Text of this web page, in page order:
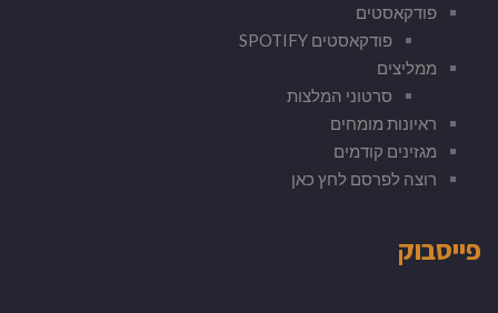
פודקאסטים
פודקאסטים SPOTIFY
ממליצים
סרטוני המלצות
ראיונות מומחים
מגזינים קודמים
רוצה לפרסם לחץ כאן
פייסבוק